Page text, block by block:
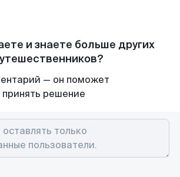
и знаете больше других
— он поможет
решение